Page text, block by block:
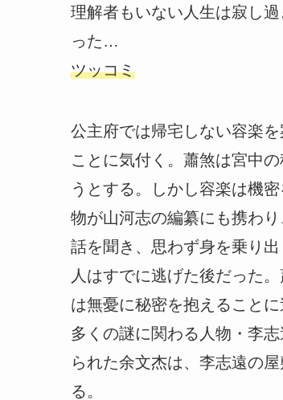
理解者もいない人生は寂し
った…
ツッコミ
公主府では帰宅しない容楽
ことに気付く。蕭煞は宮中
うとする。しかし容楽は機
物が山河志の編纂にも携わ
話を聞き、思わず身を乗り
人はすでに逃げた後だった
は無憂に秘密を抱えることに
多くの謎に関わる人物・李
られた余文杰は、李志遠の
る。